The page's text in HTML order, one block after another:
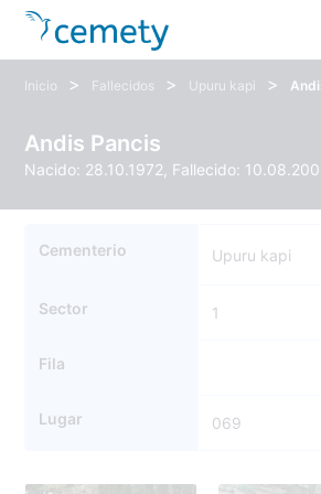
Inicio > Fallecidos > Upuru kapi >
Andis Pancis
Nacido: 28.10.1972, Fallecido:
Cementerio Upuru kapi
Sector 1
Fila
Lugar 069